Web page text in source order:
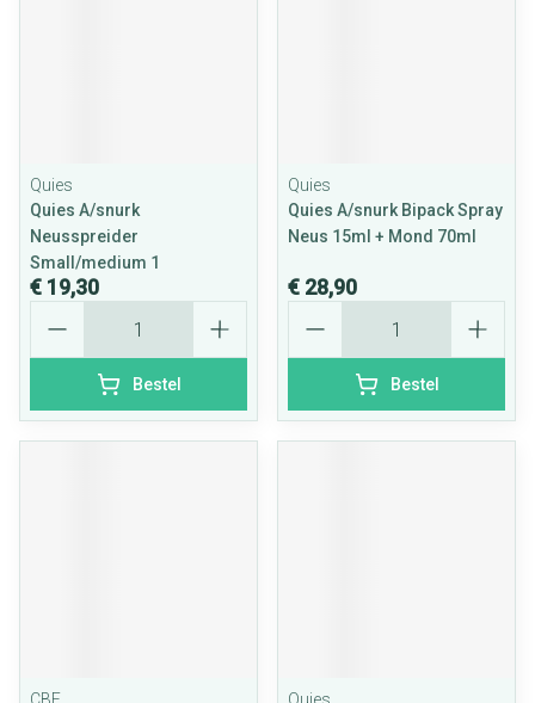
Quies
Quies A/snurk
Neusspreider
Small/medium 1
€ 19,30
Bestel
Quies
Quies A/snurk Bipack Spray
Neus 15ml + Mond 70ml
€ 28,90
Bestel